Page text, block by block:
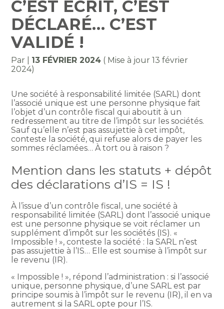
C’EST ÉCRIT, C’EST
DÉCLARÉ… C’EST
VALIDÉ !
Par 13 FÉVRIER 2024 ( Mise à jour 13 février
2024)
Une société à responsabilité limitée (SARL) dont
l’associé unique est une personne physique fait
l’objet d’un contrôle fiscal qui aboutit à un
redressement au titre de l’impôt sur les sociétés.
Sauf qu’elle n’est pas assujettie à cet impôt,
conteste la société, qui refuse alors de payer les
sommes réclamées… À tort ou à raison ?
Mention dans les statuts + dépôt
des déclarations d’IS = IS !
À l’issue d’un contrôle fiscal, une société à
responsabilité limitée (SARL) dont l’associé unique
est une personne physique se voit réclamer un
supplément d’impôt sur les sociétés (IS). «
Impossible ! », conteste la société : la SARL n’est
pas assujettie à l’IS… Elle est soumise à l’impôt sur
le revenu (IR).
« Impossible ! », répond l’administration : si l’associé
unique, personne physique, d’une SARL est par
principe soumis à l’impôt sur le revenu (IR), il en va
autrement si la SARL opte pour l’IS.